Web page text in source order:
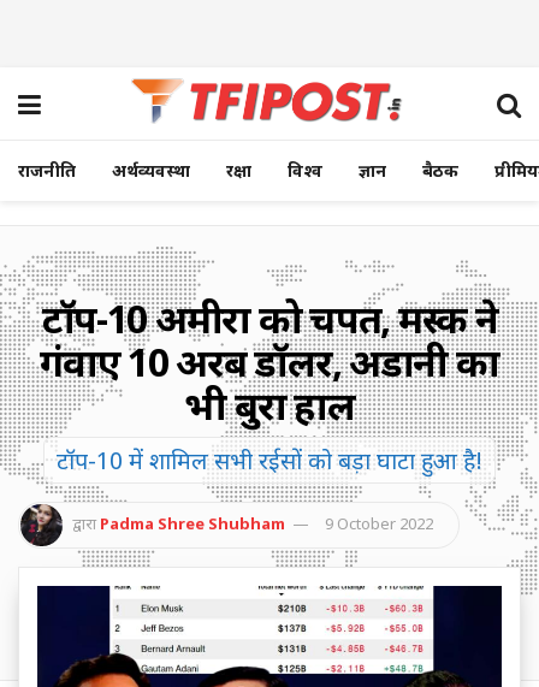
राजनीति अर्थव्यवस्था रक्षा विश्व ज्ञान बैठक
टॉप-10 अमीरों को चपत, मस्क ने
गंवाए 10 अरब डॉलर, अडानी का
भी बुरा हाल
टॉप-10 में शामिल सभी रईसों को बड़ा घाटा हुआ है!
द्वारा Padma Shree Shubham 9 October 2022